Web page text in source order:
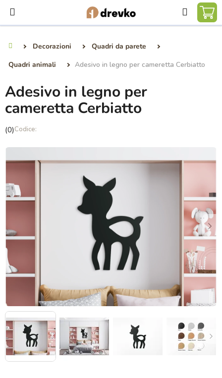
contenuto
Ricerca
Decorazioni
Quadri da parete
Quadri animali
Adesivo in legno per cameretta Cerbiatto
Adesivo in legno per
cameretta Cerbiatto
La
media
del
0,0
su
(0)